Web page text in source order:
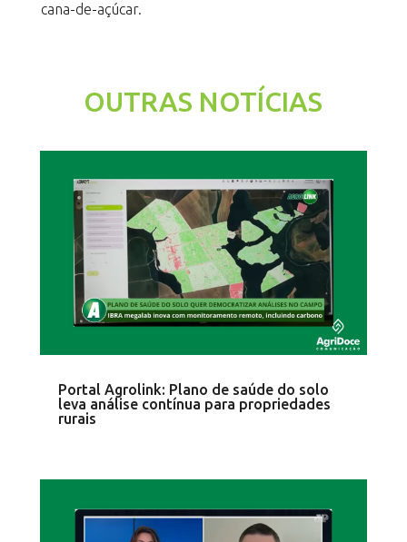
cana-de-açúcar.
OUTRAS NOTÍCIAS
Portal Agrolink: Plano de saúde do solo
leva análise contínua para propriedades
rurais